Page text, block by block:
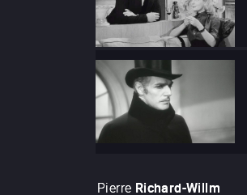
Pierre Richard-Willm